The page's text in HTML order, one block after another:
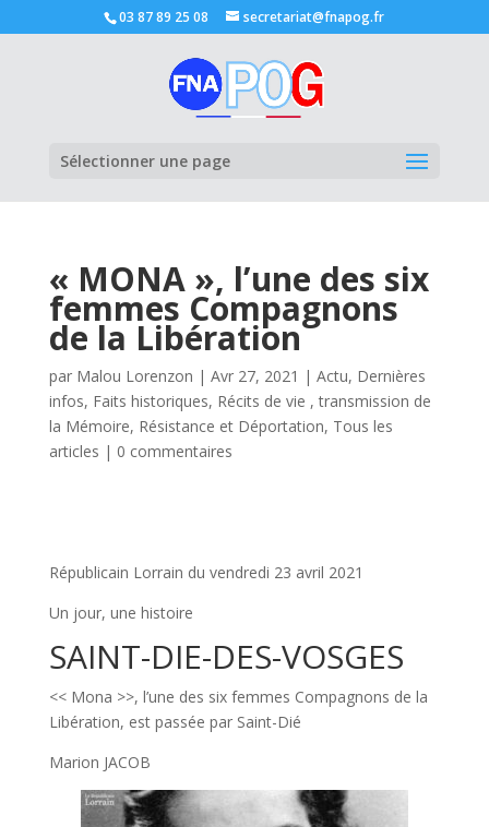
03 87 89 25 08 secretariat@fnapog.fr
Sélectionner une page
« MONA », l’une des six
femmes Compagnons
de la Libération
par Malou Lorenzon | Avr 27, 2021 | Actu, Dernières
infos, Faits historiques, Récits de vie , transmission de
la Mémoire, Résistance et Déportation, Tous les
articles | 0 commentaires
Républicain Lorrain du vendredi 23 avril 2021
Un jour, une histoire
SAINT-DIE-DES-VOSGES
<< Mona >>, l’une des six femmes Compagnons de la
Libération, est passée par Saint-Dié
Marion JACOB